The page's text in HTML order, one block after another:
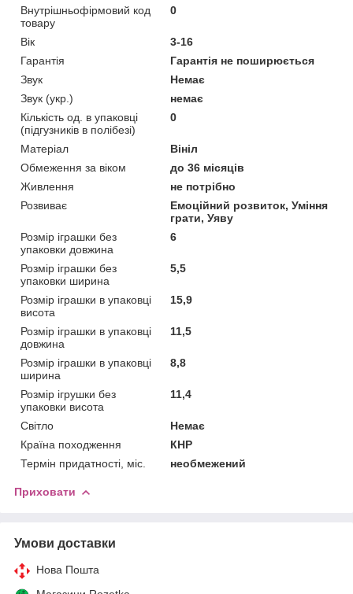
Внутрішньофірмовий код
товару
0
Вік
3-16
Гарантія
Гарантія не поширюється
Звук
Немає
Звук (укр.)
немає
Кількість од. в упаковці
(підгузників в полібезі)
0
Матеріал
Вініл
Обмеження за віком
до 36 місяців
Живлення
не потрібно
Розвиває
Емоційний розвиток, Уміння
грати, Уяву
Розмір іграшки без
упаковки довжина
6
Розмір іграшки без
упаковки ширина
5,5
Розмір іграшки в упаковці
висота
15,9
Розмір іграшки в упаковці
довжина
11,5
Розмір іграшки в упаковці
ширина
8,8
Розмір ігрушки без
упаковки висота
11,4
Світло
Немає
Країна походження
КНР
Термін придатності, міс.
необмежений
Приховати
Умови доставки
Нова Пошта